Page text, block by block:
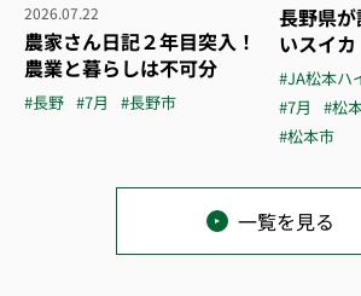
2026.07.22
農家さん日記２年目突入！
農業と暮らしは不可分
#長野 #7月 #長野市
長野県
いスイカ
#JA松本ハ
#7月
#松
#松本市
一覧を見る